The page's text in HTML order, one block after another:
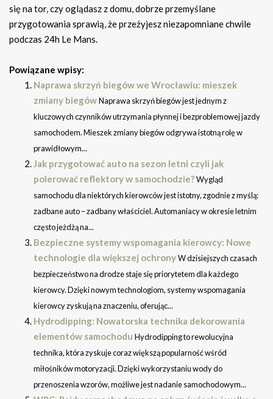
się na tor, czy oglądasz z domu, dobrze przemyślane
przygotowania sprawią, że przeżyjesz niezapomniane chwile
podczas 24h Le Mans.
Powiązane wpisy:
Naprawa skrzyń biegów we Wrocławiu: mieszek
zmiany biegówNaprawa skrzyń biegów jest jednym z
kluczowych czynników utrzymania płynnej i bezproblemowej jazdy
samochodem. Mieszek zmiany biegów odgrywa istotną rolę w
prawidłowym...
Jak przygotować auto na sezon letni czyli jak
polerować reflektory w samochodzie?Wygląd
samochodu dla niektórych kierowców jest istotny, zgodnie z myślą:
zadbane auto – zadbany właściciel. Automaniacy w okresie letnim
często jeżdżą na...
Bezpieczne systemy wspomagania kierowcy: Nowe
technologie dla większej ochronyW dzisiejszych czasach
bezpieczeństwo na drodze staje się priorytetem dla każdego
kierowcy. Dzięki nowym technologiom, systemy wspomagania
kierowcy zyskują na znaczeniu, oferując...
Hydrodipping: Nowatorska technika dekorowania
elementów samochodu Hydrodipping to rewolucyjna
technika, która zyskuje coraz większą popularność wśród
miłośników motoryzacji. Dzięki wykorzystaniu wody do
przenoszenia wzorów, możliwe jest nadanie samochodowym...